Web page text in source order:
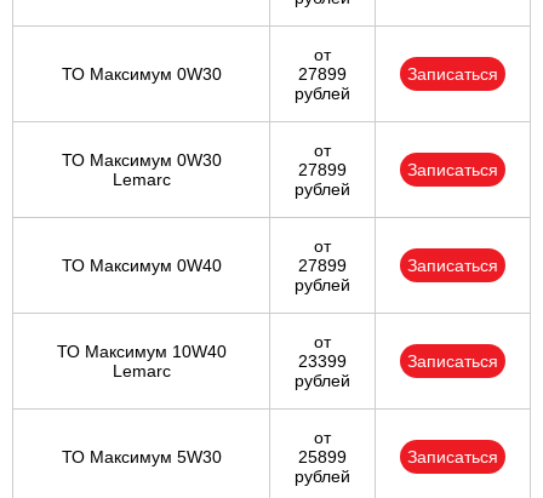
ТО Максимум 0W30
от
27899
рублей
Записаться
ТО Максимум 0W30
Lemarc
от
27899
рублей
Записаться
ТО Максимум 0W40
от
27899
рублей
Записаться
ТО Максимум 10W40
Lemarc
от
23399
рублей
Записаться
ТО Максимум 5W30
от
25899
рублей
Записаться